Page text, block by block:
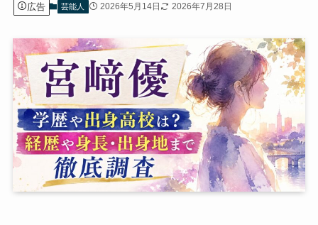
広告 芸能人 2026年5月14日 2026年7月28日